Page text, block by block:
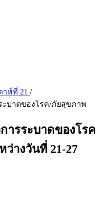
าห์ที่ 21 /
ะบาดของโรค/ภัยสุขภาพ
ารระบาดของโรค
างวันที่ 21-27